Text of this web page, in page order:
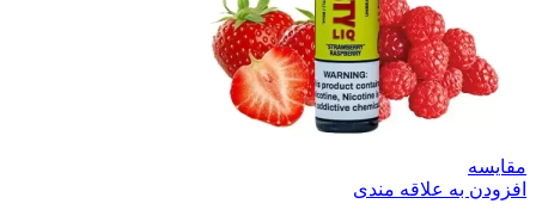
مقایسه
افزودن به علاقه مندی